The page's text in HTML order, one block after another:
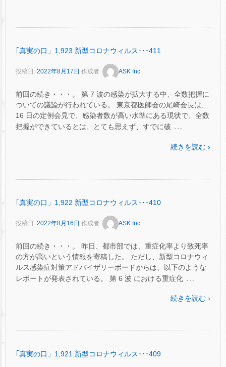
｢真実の口」1,923 新型コロナウィルス･･･411
投稿日: 2022年8月17日 作成者: ASK Inc.
前回の続き・・・。 第 7 波の感染が拡大する中、全数把握に
ついての議論が行われている。 東京都医師会の尾崎会長は、
16 日の定例会見で、感染者数が高い水準にある現状で、全数
把握ができているとは、とても思えず、すでに破 …
続きを読む ›
｢真実の口」1,922 新型コロナウィルス･･･410
投稿日: 2022年8月16日 作成者: ASK Inc.
前回の続き・・・。 昨日、都市部では、重症化率より致死率
の方が高いという情報を寄稿した。 ただし、新型コロナウィ
ルス感染症対策アドバイザリーボードからは、以下のような
レポートが発表されている。 第 6 波 における重症化 …
続きを読む ›
｢真実の口」1,921 新型コロナウィルス･･･409